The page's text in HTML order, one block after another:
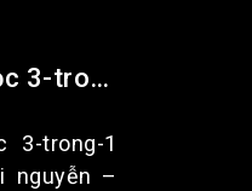
Trọn bộ khóa học 3-trong-1 viết lách cùng gari nguyễn – viết để chữa lành, kiếm sống & xây dựng thương hiệu cá nhân
3-trong-1
nguyễn –